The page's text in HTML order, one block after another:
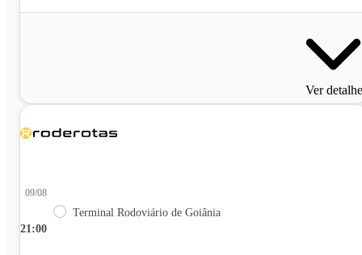
Ver
21:00
09/08
Terminal Rodoviário de Goiânia